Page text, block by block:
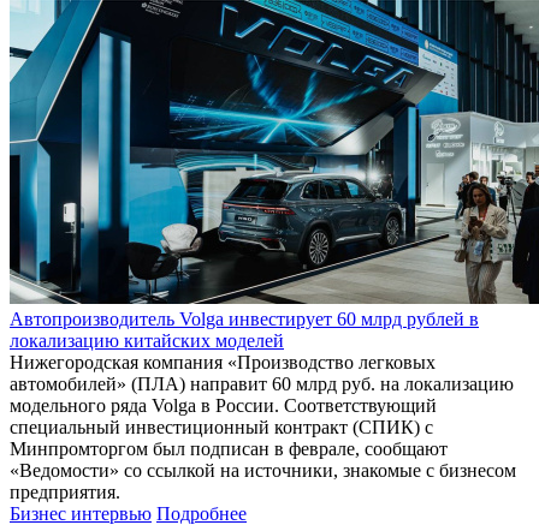
Автопроизводитель Volga инвестирует 60 млрд рублей в
локализацию китайских моделей
Нижегородская компания «Производство легковых
автомобилей» (ПЛА) направит 60 млрд руб. на локализацию
модельного ряда Volga в России. Соответствующий
специальный инвестиционный контракт (СПИК) с
Минпромторгом был подписан в феврале, сообщают
«Ведомости» со ссылкой на источники, знакомые с бизнесом
предприятия.
Бизнес интервью Подробнее